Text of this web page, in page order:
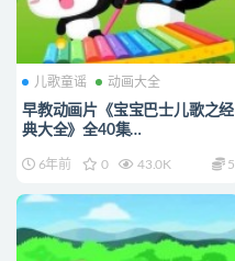
儿歌童谣 动画大全
早教动画片《宝宝巴士儿歌之经
典大全》全40集
画片全系列下载
6年前 0 43.0K 5